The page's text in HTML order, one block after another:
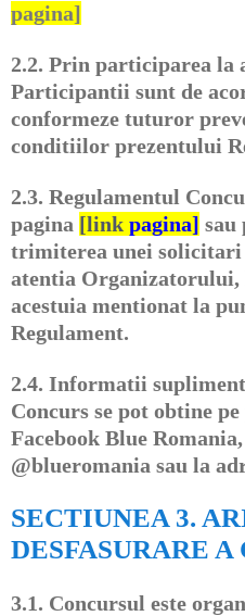
pagina]
2.2. Prin participarea la
Participantii sunt de
conformeze tuturor
conditiilor prezentului
2.3. Regulamentul
pagina [link pagina] sau
trimiterea unei solicitari
atentia Organizatorului,
acestuia mentionat la
Regulament.
2.4. Informatii
Concurs se pot obtine
Facebook Blue
@blueromania sau la
SECTIUNEA 3.
DESFASURARE
3.1. Concursul este